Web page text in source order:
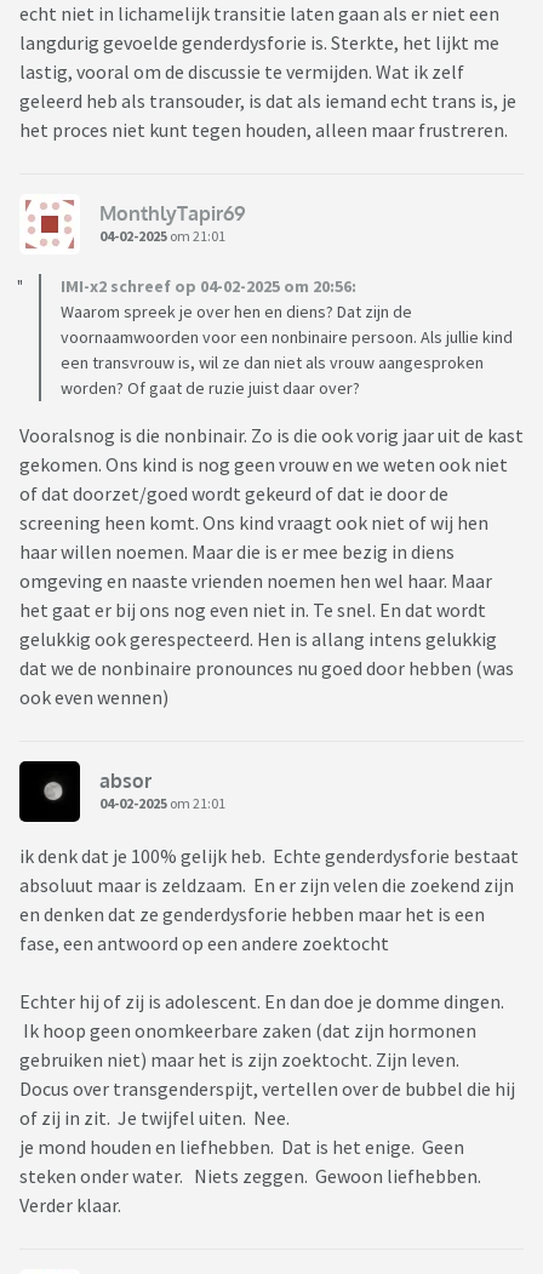
echt niet in lichamelijk transitie laten gaan als er niet een
langdurig gevoelde genderdysforie is. Sterkte, het lijkt me
lastig, vooral om de discussie te vermijden. Wat ik zelf
geleerd heb als transouder, is dat als iemand echt trans is, je
het proces niet kunt tegen houden, alleen maar frustreren.
MonthlyTapir69
04-02-2025 om 21:01
IMI-x2 schreef op 04-02-2025 om 20:56:
Waarom spreek je over hen en diens? Dat zijn de
voornaamwoorden voor een nonbinaire persoon. Als jullie kind
een transvrouw is, wil ze dan niet als vrouw aangesproken
worden? Of gaat de ruzie juist daar over?
Vooralsnog is die nonbinair. Zo is die ook vorig jaar uit de kast
gekomen. Ons kind is nog geen vrouw en we weten ook niet
of dat doorzet/goed wordt gekeurd of dat ie door de
screening heen komt. Ons kind vraagt ook niet of wij hen
haar willen noemen. Maar die is er mee bezig in diens
omgeving en naaste vrienden noemen hen wel haar. Maar
het gaat er bij ons nog even niet in. Te snel. En dat wordt
gelukkig ook gerespecteerd. Hen is allang intens gelukkig
dat we de nonbinaire pronounces nu goed door hebben (was
ook even wennen)
absor
04-02-2025 om 21:01
ik denk dat je 100% gelijk heb. Echte genderdysforie bestaat
absoluut maar is zeldzaam. En er zijn velen die zoekend zijn
en denken dat ze genderdysforie hebben maar het is een
fase, een antwoord op een andere zoektocht
Echter hij of zij is adolescent. En dan doe je domme dingen.
Ik hoop geen onomkeerbare zaken (dat zijn hormonen
gebruiken niet) maar het is zijn zoektocht. Zijn leven.
Docus over transgenderspijt, vertellen over de bubbel die hij
of zij in zit. Je twijfel uiten. Nee.
je mond houden en liefhebben. Dat is het enige. Geen
steken onder water. Niets zeggen. Gewoon liefhebben.
Verder klaar.